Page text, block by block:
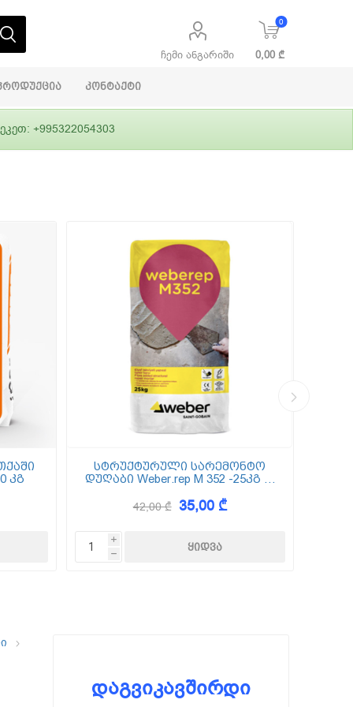
ჩემი ანგარიში
0
0,00 ₾
ფასადები
გრუნტები,
ჰიდროიზოლაცია
ლითონი
სამშენებლო
დანადგარები
კონტაქტი
+995322054303
კგ
სტრუქტურული სარემონტო
დუღაბი Weber.rep M 352 -25კგ (5
42,00 ₾ 35,00 ₾
i
h
დაგვიკავშირდი